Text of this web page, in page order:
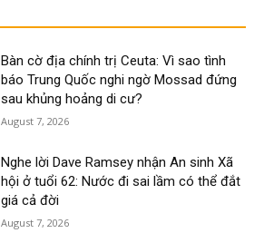
Bàn cờ địa chính trị Ceuta: Vì sao tình
báo Trung Quốc nghi ngờ Mossad đứng
sau khủng hoảng di cư?
August 7, 2026
Nghe lời Dave Ramsey nhận An sinh Xã
hội ở tuổi 62: Nước đi sai lầm có thể đắt
giá cả đời
August 7, 2026